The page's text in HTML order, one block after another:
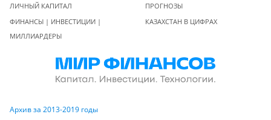
ЛИЧНЫЙ КАПИТАЛ
ФИНАНСЫ | ИНВЕСТИЦИИ |
МИЛЛИАРДЕРЫ
ПРОГНОЗЫ
КАЗАХСТАН В ЦИФРАХ
Архив за 2013-2019 годы